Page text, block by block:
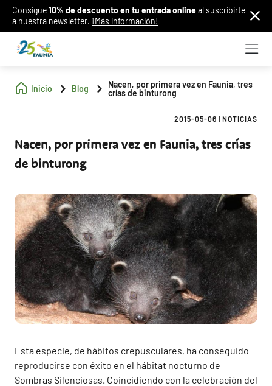
Consigue10% de descuento en tu entrada onlineal suscribirte
a nuestra newsletter. ¡Más información!
Inicio Blog
Nacen, por primera vez en Faunia, tres
crías de binturong
2015-05-06 NOTICIAS
Nacen, por primera vez en Faunia, tres crías
de binturong
Esta especie, de hábitos crepusculares, ha conseguido
reproducirse con éxito en el hábitat nocturno de
Sombras Silenciosas. Coincidiendo con la celebración del